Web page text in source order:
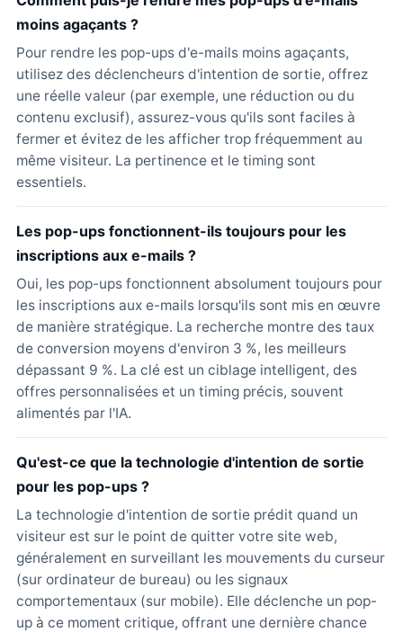
moins agaçants ?
Pour rendre les pop-ups d'e-mails moins agaçants,
utilisez des déclencheurs d'intention de sortie, offrez
une réelle valeur (par exemple, une réduction ou du
contenu exclusif), assurez-vous qu'ils sont faciles à
fermer et évitez de les afficher trop fréquemment au
même visiteur. La pertinence et le timing sont
essentiels.
Les pop-ups fonctionnent-ils toujours pour les
inscriptions aux e-mails ?
Oui, les pop-ups fonctionnent absolument toujours pour
les inscriptions aux e-mails lorsqu'ils sont mis en œuvre
de manière stratégique. La recherche montre des taux
de conversion moyens d'environ 3 %, les meilleurs
dépassant 9 %. La clé est un ciblage intelligent, des
offres personnalisées et un timing précis, souvent
alimentés par l'IA.
Qu'est-ce que la technologie d'intention de sortie
pour les pop-ups ?
La technologie d'intention de sortie prédit quand un
visiteur est sur le point de quitter votre site web,
généralement en surveillant les mouvements du curseur
(sur ordinateur de bureau) ou les signaux
comportementaux (sur mobile). Elle déclenche un pop-
up à ce moment critique, offrant une dernière chance